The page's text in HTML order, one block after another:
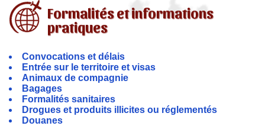
Formalités et informations
pratiques
Convocations et délais
Entrée sur le territoire et visas
Animaux de compagnie
Bagages
Formalités sanitaires
Drogues et produits illicites ou réglementés
Douanes